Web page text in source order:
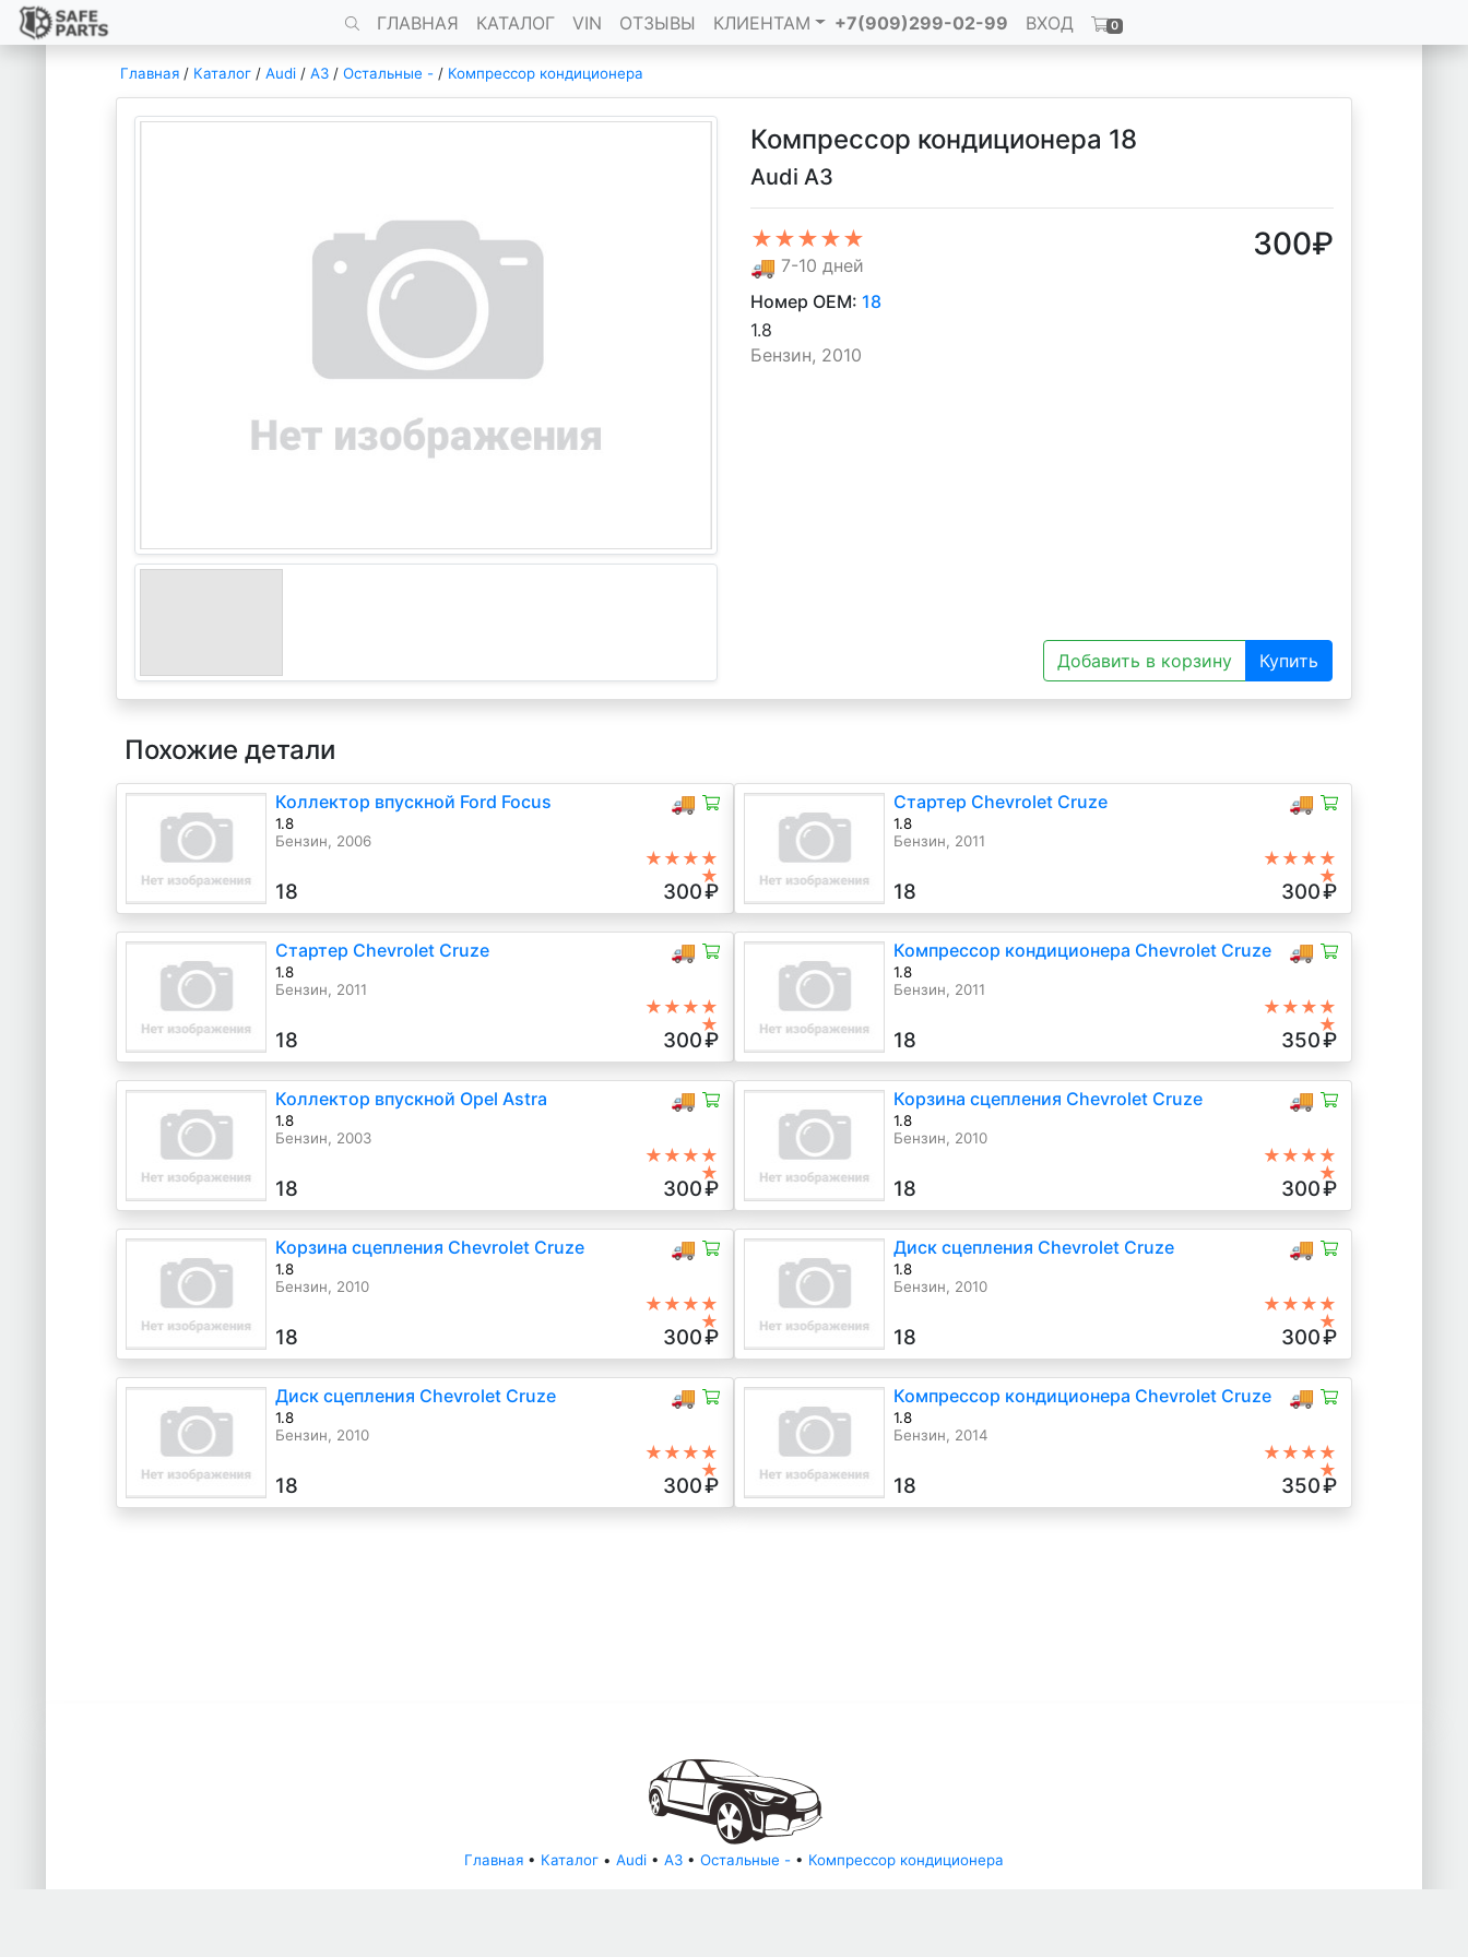
ГЛАВНАЯ КАТАЛОГ VIN ОТЗЫВЫ КЛИЕНТАМ +7(909)299-02-99 ВХОД 0
Главная / Каталог / Audi / A3 / Остальные - / Компрессор кондиционера
Компрессор кондиционера 18
Audi A3
★★★★★
🚚 7-10 дней
300₽
Номер OEM: 18
1.8
Бензин, 2010
Добавить в корзину Купить
Похожие детали
🚚
Коллектор впускной Ford Focus
1.8
Бензин, 2006
★★★★
★
18 300₽
🚚
Стартер Chevrolet Cruze
1.8
Бензин, 2011
★★★★
★
18 300₽
🚚
Стартер Chevrolet Cruze
1.8
Бензин, 2011
★★★★
★
18 300₽
🚚
Компрессор кондиционера Chevrolet Cruze
1.8
Бензин, 2011
★★★★
★
18 350₽
🚚
Коллектор впускной Opel Astra
1.8
Бензин, 2003
★★★★
★
18 300₽
🚚
Корзина сцепления Chevrolet Cruze
1.8
Бензин, 2010
★★★★
★
18 300₽
🚚
Корзина сцепления Chevrolet Cruze
1.8
Бензин, 2010
★★★★
★
18 300₽
🚚
Диск сцепления Chevrolet Cruze
1.8
Бензин, 2010
★★★★
★
18 300₽
🚚
Диск сцепления Chevrolet Cruze
1.8
Бензин, 2010
★★★★
★
18 300₽
🚚
Компрессор кондиционера Chevrolet Cruze
1.8
Бензин, 2014
★★★★
★
18 350₽
Главная • Каталог • Audi • A3 • Остальные - • Компрессор кондиционера